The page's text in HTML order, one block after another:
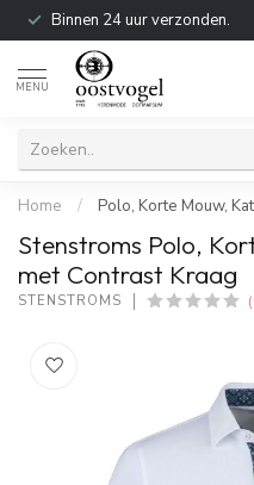
Binnen 24 uur verzonden.
MENU
Home / Polo, Korte Mouw,
Stenstroms Polo,
met Contrast Kraag
STENSTROMS